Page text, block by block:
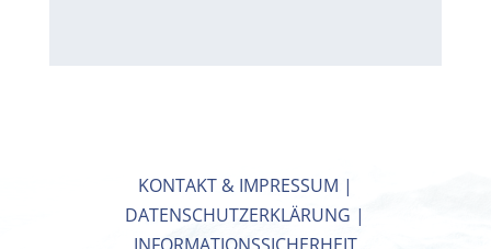
KONTAKT & IMPRESSUM |
DATENSCHUTZERKLÄRUNG |
INFORMATIONSSICHERHEIT